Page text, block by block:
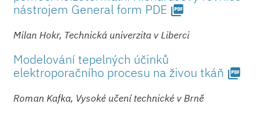
nástrojem General form PDE picture_as_pdf
Milan Hokr, Technická univerzita v Liberci
Modelování tepelných účinků
elektroporačního procesu na živou tkáň picture_as_pdf
Roman Kafka, Vysoké učení technické v Brně